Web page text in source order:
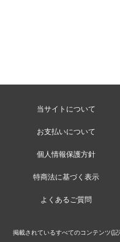
当サイトについて
お支払いについて
個人情報保護方針
特商法に基づく表示
よくあるご質問
掲載されているすべてのコンテンツ(